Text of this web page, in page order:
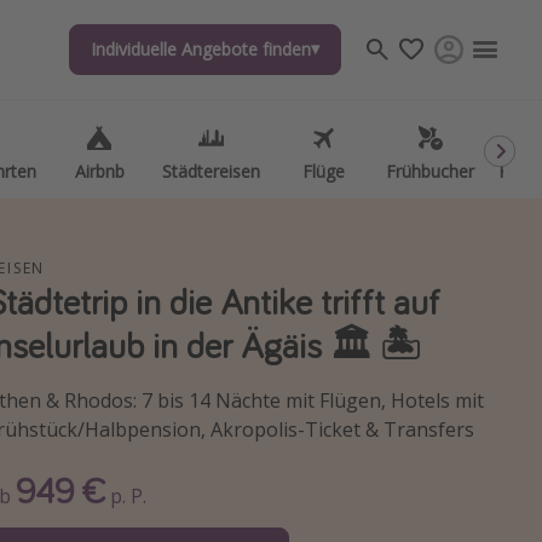
Individuelle Angebote finden
Airbnb Städtereisen Flüge Frühbucher
Individuelle Angebote finden
Airbnb Städtereisen Flüge Frühbucher
in die Antike trifft auf
in der Ägäis 🏛️ 🏝️
& Rhodos: 7 bis 14 Nächte mit Flügen, Hotels mit
Halbpension, Akropolis-Ticket & Transfers
949 € p. P.